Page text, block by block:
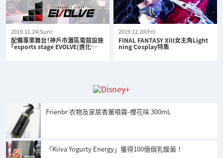
2019.11.24(Sun)
配備專業舞台！神戶市灘區電競設施
「esports stage EVOLVE(進化…
2019.12.20(Fri)
FINAL FANTASY XIII女主角Light
ning Cosplay特集
Frienbr 衣物及家居香薰噴霧-櫻花味 300mL
「Kiiva Yogurty Energy」獲得100億個乳酸菌！